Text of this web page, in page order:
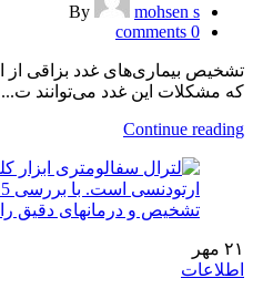
By
mohsen s
0
comments
تشخیص بیماری‌های غدد بزاقی از
که مشکلات این غدد می‌توانند ت...
Continue reading
۲۱ مهر
اطلاعات